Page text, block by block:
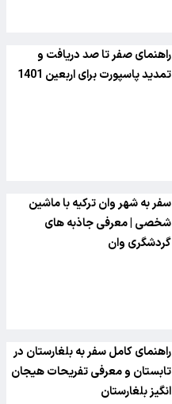
راهنمای صفر تا صد دریافت و
تمدید پاسپورت برای اربعین 1401
سفر به شهر وان ترکیه با ماشین
شخصی | معرفی جاذبه های
گردشگری وان
راهنمای کامل سفر به بلغارستان در
تابستان و معرفی تفریحات هیجان
انگیز بلغارستان